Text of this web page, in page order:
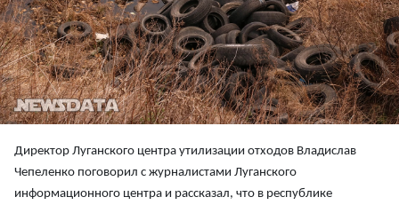
Директор Луганского центра утилизации отходов Владислав
Чепеленко поговорил с журналистами Луганского
информационного центра и рассказал, что в республике